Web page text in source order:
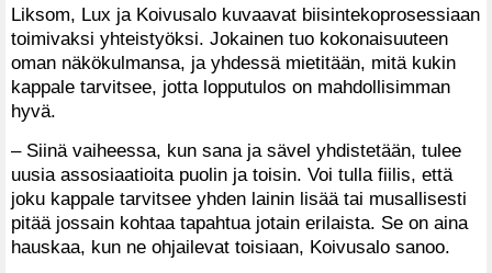
Liksom, Lux ja Koivusalo kuvaavat biisintekoprosessiaan
toimivaksi yhteistyöksi. Jokainen tuo kokonaisuuteen
oman näkökulmansa, ja yhdessä mietitään, mitä kukin
kappale tarvitsee, jotta lopputulos on mahdollisimman
hyvä.
– Siinä vaiheessa, kun sana ja sävel yhdistetään, tulee
uusia assosiaatioita puolin ja toisin. Voi tulla fiilis, että
joku kappale tarvitsee yhden lainin lisää tai musallisesti
pitää jossain kohtaa tapahtua jotain erilaista. Se on aina
hauskaa, kun ne ohjailevat toisiaan, Koivusalo sanoo.